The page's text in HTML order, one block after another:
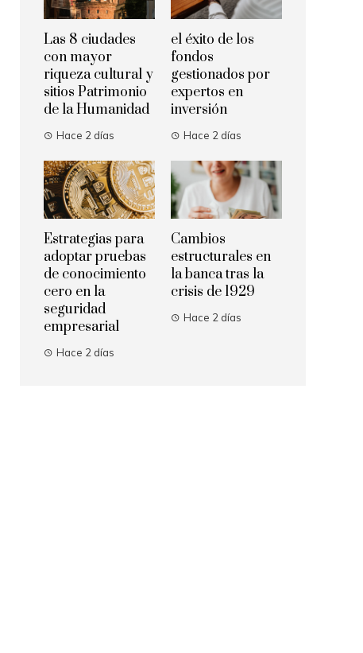
Las 8 ciudades
con mayor
riqueza cultural y
sitios Patrimonio
de la Humanidad
Hace 2 días
el éxito de los
fondos
gestionados por
expertos en
inversión
Hace 2 días
Estrategias para
adoptar pruebas
de conocimiento
cero en la
seguridad
empresarial
Hace 2 días
Cambios
estructurales en
la banca tras la
crisis de 1929
Hace 2 días